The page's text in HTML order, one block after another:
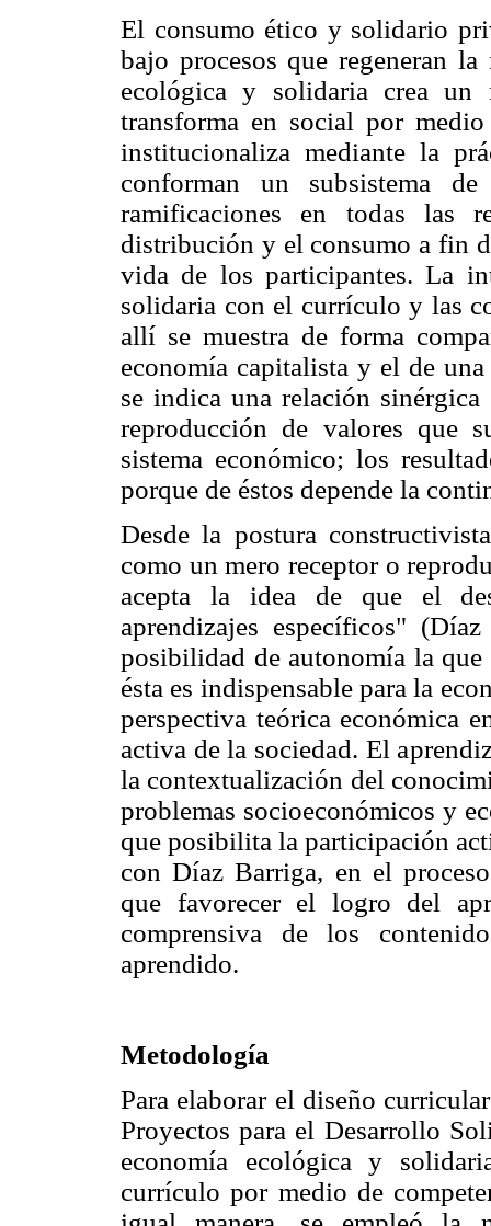
El consumo ético y solidario
bajo procesos que regeneran
ecológica y solidaria crea
transforma en social por
institucionaliza mediante la
conforman un subsistema
ramificaciones en todas las
distribución y el consumo a fin
vida de los participantes. La
solidaria con el currículo y las
allí se muestra de forma
economía capitalista y el de
se indica una relación
reproducción de valores que
sistema económico; los
porque de éstos depende la
Desde la postura
como un mero receptor o
acepta la idea de que el
aprendizajes específicos"
posibilidad de autonomía la
ésta es indispensable para la
perspectiva teórica económica
activa de la sociedad. El
la contextualización del
problemas socioeconómicos y
que posibilita la participación
con Díaz Barriga, en el
que favorecer el logro del
comprensiva de los
aprendido.
Metodología
Para elaborar el diseño
Proyectos para el Desarrollo
economía ecológica y
currículo por medio de